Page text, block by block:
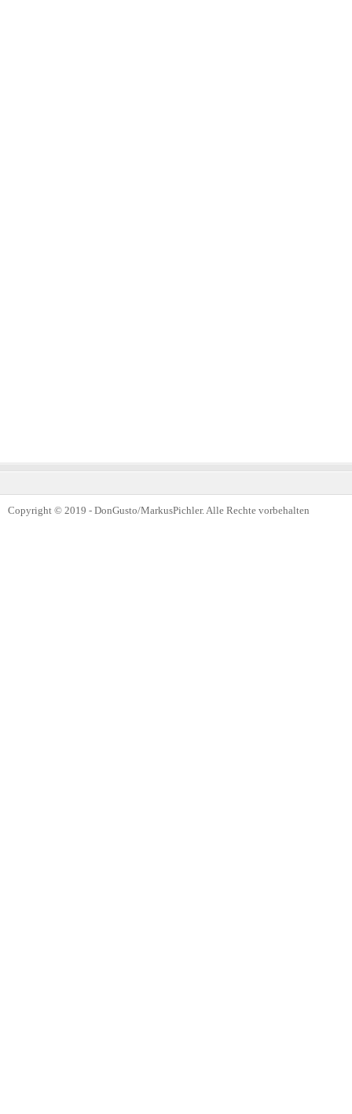
Copyright © 2019 - DonGusto/MarkusPichler. Alle Rechte vorbehalten